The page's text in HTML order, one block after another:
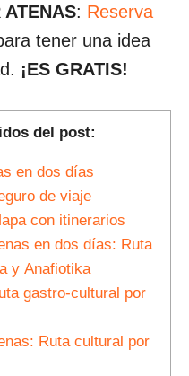
ATENAS: Reserva
tener una idea
¡ES GRATIS!
del post:
en dos días
de viaje
con itinerarios
en dos días: Ruta
y Anafiotika
gastro-cultural por
Ruta cultural por